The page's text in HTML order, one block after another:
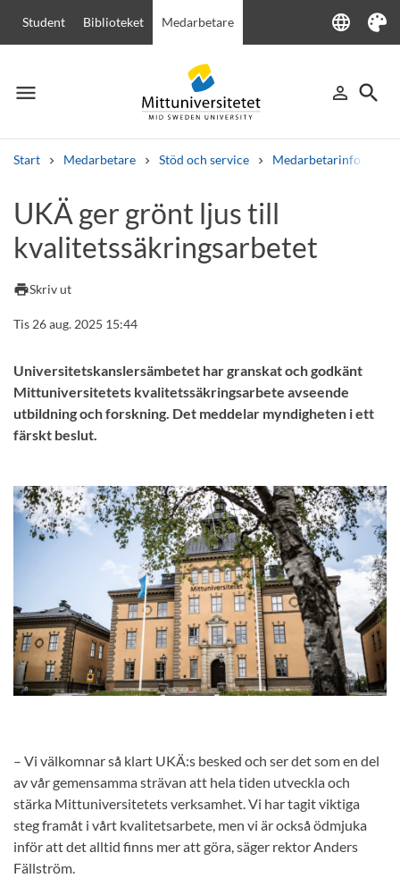
Student Biblioteket Medarbetare language
Language
Tema
menu
Meny person_outline
Logga in
search
Sök
Start Medarbetare Stöd och service Medarbetarinfo
Sök
Andra söktjänster
Kurser och program Kursplaner Välkomstbrev Personal
UKÄ ger grönt ljus till
kvalitetssäkringsarbetet
printSkriv ut
Tis 26 aug. 2025 15:44
Universitetskanslersämbetet har granskat och godkänt
Mittuniversitetets kvalitetssäkringsarbete avseende
utbildning och forskning. Det meddelar myndigheten i ett
färskt beslut.
– Vi välkomnar så klart UKÄ:s besked och ser det som en del
av vår gemensamma strävan att hela tiden utveckla och
stärka Mittuniversitetets verksamhet. Vi har tagit viktiga
steg framåt i vårt kvalitetsarbete, men vi är också ödmjuka
inför att det alltid finns mer att göra, säger rektor Anders
Fällström.